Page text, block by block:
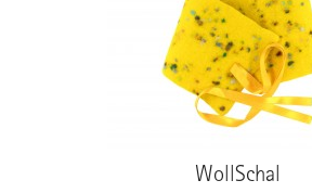
WollSchal